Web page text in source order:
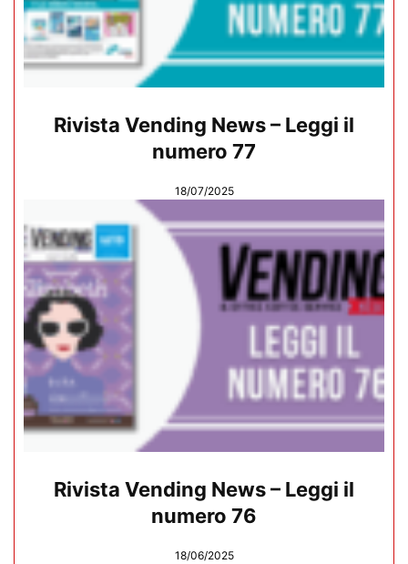
Rivista Vending News – Leggi il
numero 77
18/07/2025
Rivista Vending News – Leggi il
numero 76
18/06/2025